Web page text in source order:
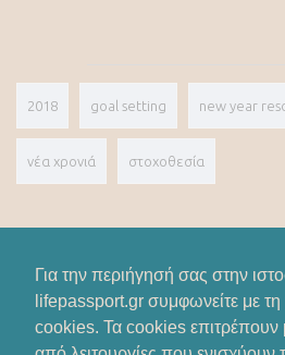
Για την περιήγησή σας στην
lifepassport.gr συμφωνείτε με
cookies. Τα cookies επιτρέπουν
2018 goal setting new year
νέα χρονιά στοχοθεσία